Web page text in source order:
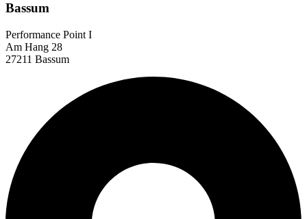
Bassum
Performance Point I
Am Hang 28
27211 Bassum